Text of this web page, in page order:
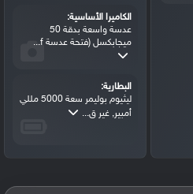
الكاميرا الأساسية:
عدسة واسعة بدقة 50
ميجابكسل (فتحة عدسة f...
البطارية:
ليثيوم بوليمر سعة 5000 مللي
أمبير, غير ق...